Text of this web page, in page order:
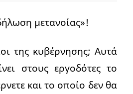
μετανοίας»!
της κυβέρνησης; Αυτά
στους εργοδότες το
και το οποίο δεν θα